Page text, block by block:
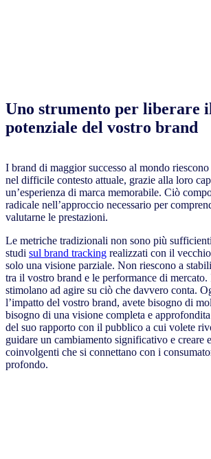
Uno strumento per liberare
potenziale del vostro brand
I brand di maggior successo al mondo riescono
nel difficile contesto attuale, grazie alla loro
un’esperienza di marca memorabile. Ciò
radicale nell’approccio necessario per
valutarne le prestazioni.
Le metriche tradizionali non sono più
studi sul brand tracking realizzati con il
solo una visione parziale. Non riescono a
tra il vostro brand e le performance di
stimolano ad agire su ciò che davvero conta.
l’impatto del vostro brand, avete bisogno di
bisogno di una visione completa e
del suo rapporto con il pubblico a cui volete
guidare un cambiamento significativo e creare
coinvolgenti che si connettano con i
profondo.